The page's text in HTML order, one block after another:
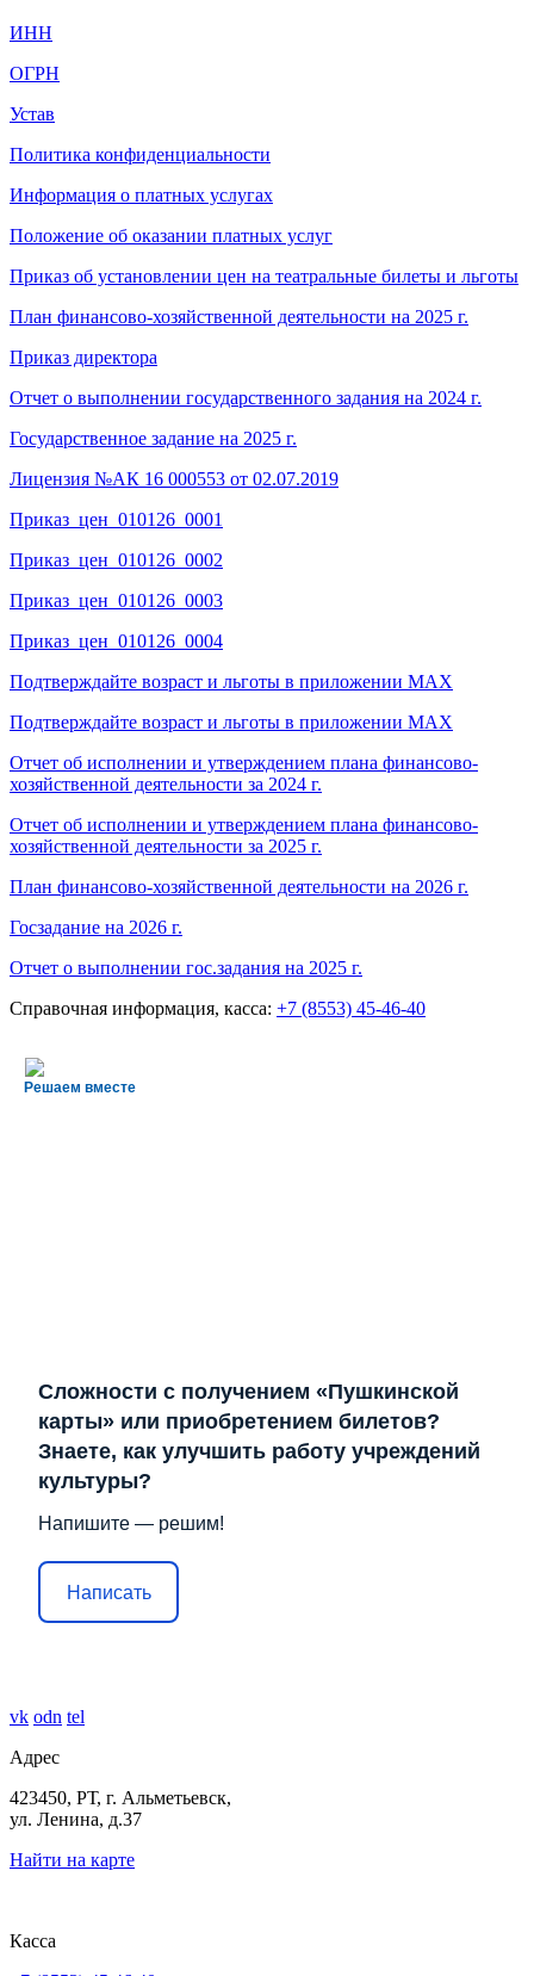
ИНН
ОГРН
Устав
Политика конфиденциальности
Информация о платных услугах
Положение об оказании платных услуг
Приказ об установлении цен на театральные билеты и льготы
План финансово-хозяйственной деятельности на 2025 г.
Приказ директора
Отчет о выполнении государственного задания на 2024 г.
Государственное задание на 2025 г.
Лицензия №АК 16 000553 от 02.07.2019
Приказ_цен_010126_0001
Приказ_цен_010126_0002
Приказ_цен_010126_0003
Приказ_цен_010126_0004
Подтверждайте возраст и льготы в приложении MAX
Подтверждайте возраст и льготы в приложении MAX
Отчет об исполнении и утверждением плана финансово-
хозяйственной деятельности за 2024 г.
Отчет об исполнении и утверждением плана финансово-
хозяйственной деятельности за 2025 г.
План финансово-хозяйственной деятельности на 2026 г.
Госзадание на 2026 г.
Отчет о выполнении гос.задания на 2025 г.
Справочная информация, касса: +7 (8553) 45-46-40
Решаем вместе
Сложности с получением «Пушкинской
карты» или приобретением билетов?
Знаете, как улучшить работу учреждений
культуры?
Напишите — решим!
Написать
vk odn tel
Адрес
423450, РТ, г. Альметьевск,
ул. Ленина, д.37
Найти на карте
Касса